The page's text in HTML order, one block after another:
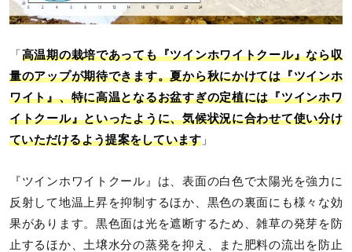
「 高温期の栽培であっても『ツインホワイトクール』なら収
量のアップが期待できます。夏から秋にかけては『ツインホ
ワイト』、特に高温となるお盆すぎの定植には『ツインホワ
イトクール』といったように、気候状況に合わせて使い分け
ていただけるよう提案をしています 」
『ツインホワイトクール』は、表面の白色で太陽光を強力に
反射して地温上昇を抑制するほか、黒色の裏面にも様々な効
果があります。黒色面は光を遮断するため、雑草の発芽を防
止するほか、土壌水分の蒸発を抑え、また肥料の流出を防止